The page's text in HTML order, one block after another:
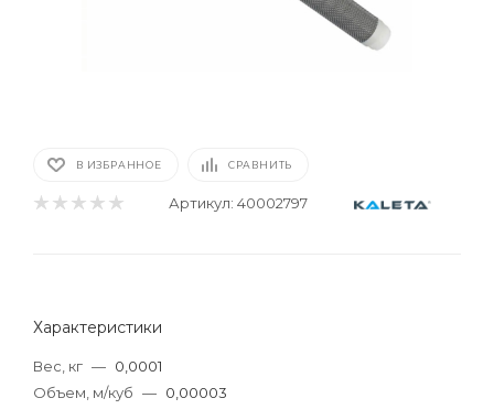
В ИЗБРАННОЕ СРАВНИТЬ
Артикул: 40002797
Характеристики
Вес, кг — 0,0001
Объем, м/куб — 0,00003